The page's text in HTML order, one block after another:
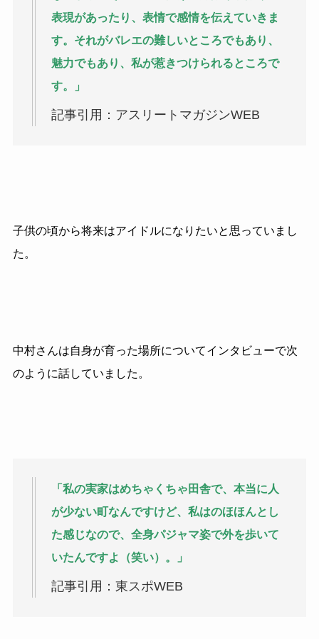
表現があったり、表情で感情を伝えていきま
す。それがバレエの難しいところでもあり、
魅力でもあり、私が惹きつけられるところで
す。」
記事引用：アスリートマガジンWEB
子供の頃から将来はアイドルになりたいと思っていまし
た。
中村さんは自身が育った場所についてインタビューで次
のように話していました。
「私の実家はめちゃくちゃ田舎で、本当に人
が少ない町なんですけど、私はのほほんとし
た感じなので、全身パジャマ姿で外を歩いて
いたんですよ（笑い）。」
記事引用：東スポWEB